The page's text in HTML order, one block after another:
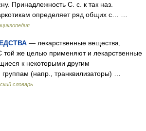
Принадлежность С. с. к так наз.
определяет ряд общих с… …
— лекарственные вещества,
же целью применяют и лекарственные
к некоторыми другим
(напр., транквилизаторы) …
словарь